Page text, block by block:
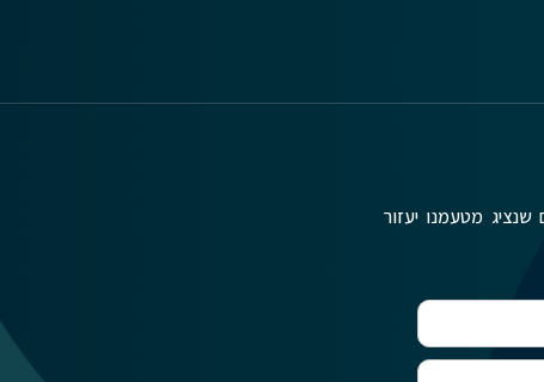
שנציג מטעמנו יעזור